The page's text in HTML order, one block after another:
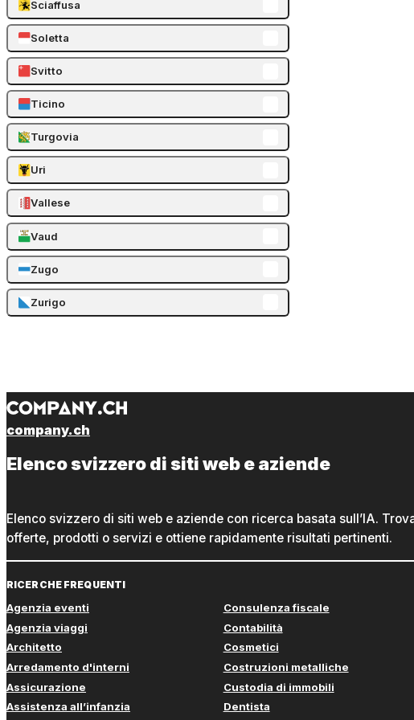
Sciaffusa
Soletta
Svitto
Ticino
Turgovia
Uri
Vallese
Vaud
Zugo
Zurigo
company.ch
Elenco svizzero di siti web e aziende
Elenco svizzero di siti web e aziende con ricerca basata sull’IA.
offerte, prodotti o servizi e ottiene rapidamente risultati pertinenti.
RICERCHE FREQUENTI
Agenzia eventi
Agenzia viaggi
Architetto
Arredamento d'interni
Assicurazione
Assistenza all’infanzia
Consulenza fiscale
Contabilità
Cosmetici
Costruzioni metalliche
Custodia di immobili
Dentista